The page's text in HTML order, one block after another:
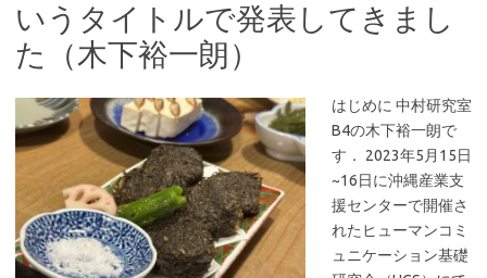
いうタイトルで発表してきまし
た（木下裕一朗）
はじめに 中村研究室
B4の木下裕一朗で
す． 2023年5月15日
~16日に沖縄産業支
援センターで開催さ
れたヒューマンコミ
ュニケーション基礎